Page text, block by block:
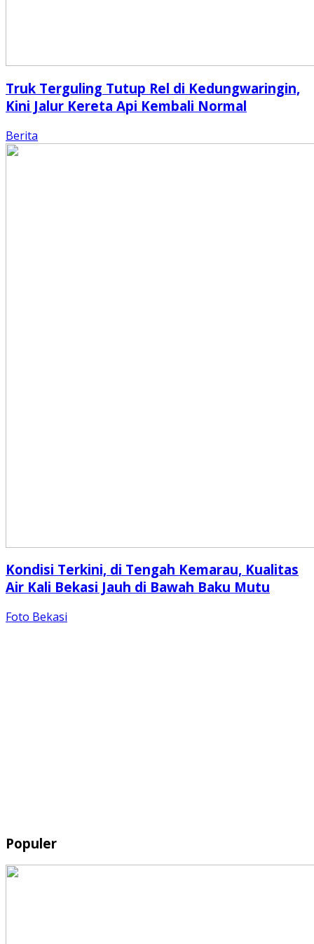
Truk Terguling Tutup Rel di Kedungwaringin,
Kini Jalur Kereta Api Kembali Normal
Berita
Kondisi Terkini, di Tengah Kemarau, Kualitas
Air Kali Bekasi Jauh di Bawah Baku Mutu
Foto Bekasi
Populer